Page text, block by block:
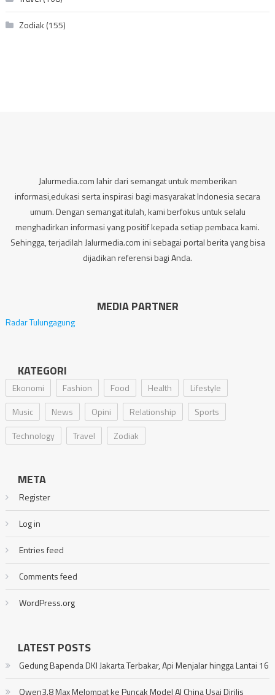
Zodiak (155)
Jalurmedia.com lahir dari semangat untuk memberikan
informasi,edukasi serta inspirasi bagi masyarakat Indonesia secara
umum. Dengan semangat itulah, kami berfokus untuk selalu
menghadirkan informasi yang positif kepada setiap pembaca kami.
Sehingga, terjadilah Jalurmedia.com ini sebagai portal berita yang bisa
dijadikan referensi bagi Anda.
MEDIA PARTNER
Radar Tulungagung
KATEGORI
Ekonomi Fashion Food Health
Lifestyle
Music
News Opini Relationship
Sports
Technology
Travel Zodiak
META
Register
Log in
Entries feed
Comments feed
WordPress.org
LATEST POSTS
Gedung Bapenda DKI Jakarta Terbakar, Api Menjalar hingga Lantai 16
Qwen3.8 Max Melompat ke Puncak Model AI China Usai Dirilis